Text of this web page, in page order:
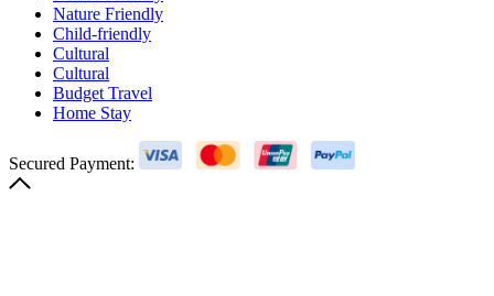
Nature Friendly
Child-friendly
Cultural
Cultural
Budget Travel
Home Stay
Secured Payment: